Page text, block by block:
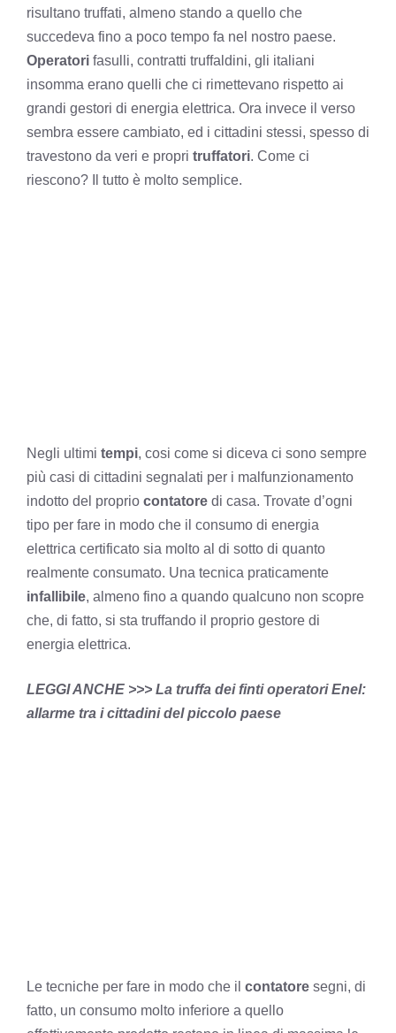
risultano truffati, almeno stando a quello che
succedeva fino a poco tempo fa nel nostro paese.
Operatori fasulli, contratti truffaldini, gli italiani
insomma erano quelli che ci rimettevano rispetto ai
grandi gestori di energia elettrica. Ora invece il verso
sembra essere cambiato, ed i cittadini stessi, spesso di
travestono da veri e propri truffatori. Come ci
riescono? Il tutto è molto semplice.
Negli ultimi tempi, cosi come si diceva ci sono sempre
più casi di cittadini segnalati per i malfunzionamento
indotto del proprio contatore di casa. Trovate d’ogni
tipo per fare in modo che il consumo di energia
elettrica certificato sia molto al di sotto di quanto
realmente consumato. Una tecnica praticamente
infallibile, almeno fino a quando qualcuno non scopre
che, di fatto, si sta truffando il proprio gestore di
energia elettrica.
LEGGI ANCHE >>> La truffa dei finti operatori Enel:
allarme tra i cittadini del piccolo paese
Le tecniche per fare in modo che il contatore segni, di
fatto, un consumo molto inferiore a quello